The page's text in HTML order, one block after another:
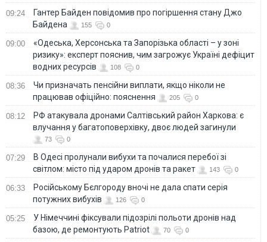
09:24
Гантер Байден повідомив про погіршення стану Джо
Байдена
155 0
09:00
«Одеська, Херсонська та Запорізька області – у зоні
ризику»: експерт пояснив, чим загрожує Україні дефіцит
водних ресурсів
108 0
08:36
Чи призначать пенсійни виплати, якщо ніколи не
працював офіційно: пояснення
205 0
08:12
РФ атакувала дронами Салтівський район Харкова: є
влучання у багатоповерхівку, двоє людей загинули
73 0
07:29
В Одесі пролунали вибухи та почалися перебої зі
світлом: місто під ударом дронів та ракет
143 0
06:33
Російському Бєлгороду вночі не дала спати серія
потужних вибухів
126 0
05:25
У Німеччині фіксували підозрілі польоти дронів над
базою, де ремонтують Patriot
70 0